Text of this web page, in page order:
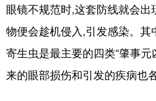
首页 山东新闻
政事 文旅
眼镜不规范时,这套防线就会出
物便会趁机侵入,引发感染。其
寄生虫是最主要的四类“肇事元
来的眼部损伤和引发的疾病也